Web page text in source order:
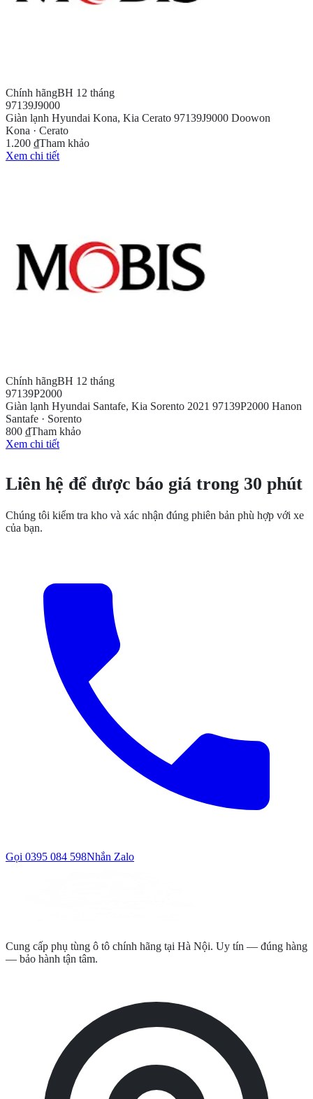
Chính hãngBH 12 tháng
97139J9000
Giàn lạnh Hyundai Kona, Kia Cerato 97139J9000 Doowon
Kona · Cerato
1.200 ₫Tham khảo
Xem chi tiết
Chính hãngBH 12 tháng
97139P2000
Giàn lạnh Hyundai Santafe, Kia Sorento 2021 97139P2000 Hanon
Santafe · Sorento
800 ₫Tham khảo
Xem chi tiết
Liên hệ để được báo giá trong 30 phút
Chúng tôi kiểm tra kho và xác nhận đúng phiên bản phù hợp với xe
của bạn.
Gọi 0395 084 598Nhắn Zalo
Cung cấp phụ tùng ô tô chính hãng tại Hà Nội. Uy tín — đúng hàng
— bảo hành tận tâm.